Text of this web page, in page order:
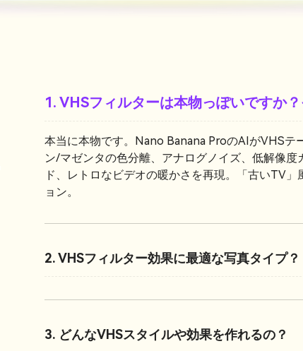
1. VHSフィルターは本物っぽいですか
本当に本物です。Nano Banana ProのAIがVHSテ
ン/マゼンタの色分離、アナログノイズ、低解像
ド、レトロなビデオの暖かさを再現。「古いTV
ョン。
2. VHSフィルター効果に最適な写真タイプ？
3. どんなVHSスタイルや効果を作れるの？